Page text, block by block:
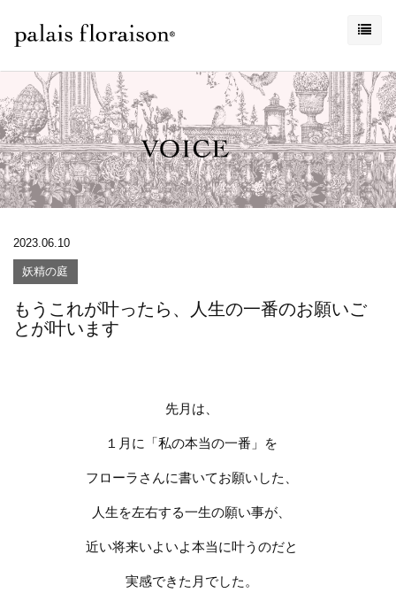
2023.06.10
妖精の庭
もうこれが叶ったら、人生の一番のお願いご
とが叶います
先月は、
１月に 「私の本当の一番」を
フローラさんに書いてお願いした、
人生を左右する一生の願い事が、
近い将来いよいよ本当に叶うのだと
実感できた月でした。